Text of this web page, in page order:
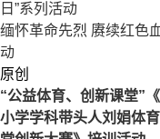
日”系列活动
缅怀革命先烈 赓续红色
动
原创
“公益体育、创新课堂”
小学学科带头人刘娟体